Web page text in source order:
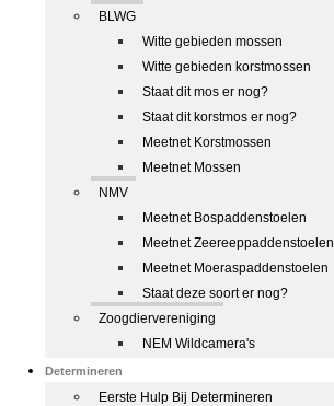
BLWG
Witte gebieden mossen
Witte gebieden korstmossen
Staat dit mos er nog?
Staat dit korstmos er nog?
Meetnet Korstmossen
Meetnet Mossen
NMV
Meetnet Bospaddenstoelen
Meetnet Zeereeppaddenstoelen
Meetnet Moeraspaddenstoelen
Staat deze soort er nog?
Zoogdiervereniging
NEM Wildcamera's
Determineren
Eerste Hulp Bij Determineren